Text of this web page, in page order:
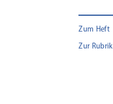
Zum Heft
Zur Rubrik